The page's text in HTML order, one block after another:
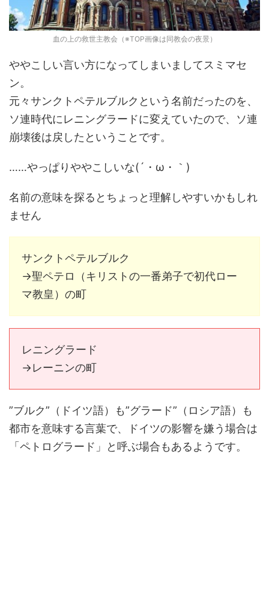
血の上の救世主教会（※TOP画像は同教会の夜景）
ややこしい言い方になってしまいましてスミマセ
ン。
元々サンクトペテルブルクという名前だったのを、
ソ連時代にレニングラードに変えていたので、ソ連
崩壊後は戻したということです。
……やっぱりややこしいな(´・ω・｀)
名前の意味を探るとちょっと理解しやすいかもしれ
ません
サンクトペテルブルク
→聖ペテロ（キリストの一番弟子で初代ロー
マ教皇）の町
レニングラード
→レーニンの町
”ブルク”（ドイツ語）も”グラード”（ロシア語）も
都市を意味する言葉で、ドイツの影響を嫌う場合は
「ペトログラード」と呼ぶ場合もあるようです。